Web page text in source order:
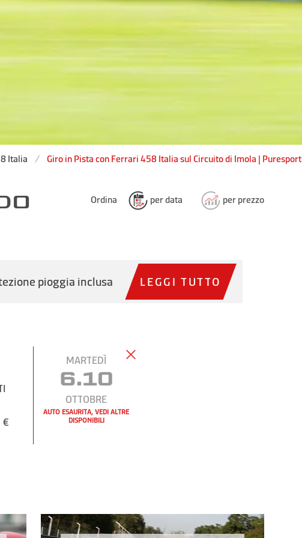
Italia Giro in Pista con Ferrari 458 Italia sul Circuito di Imola | Puresport
Ordina per data per prezzo
pioggia inclusa LEGGI TUTTO
€
MARTEDÌ
6.10
OTTOBRE
AUTO ESAURITA, VEDI ALTRE
DISPONIBILI